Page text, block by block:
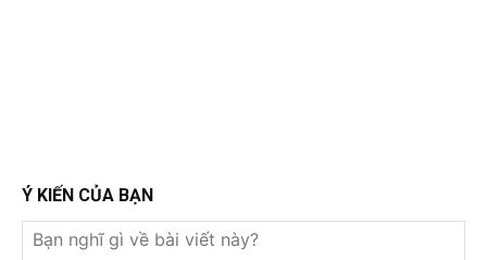
Ý KIẾN CỦA BẠN